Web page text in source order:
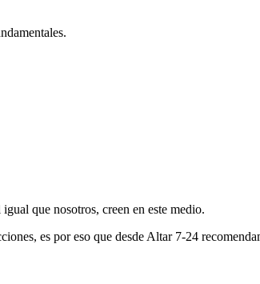
que nosotros, creen en este medio.
es por eso que desde Altar 7-24